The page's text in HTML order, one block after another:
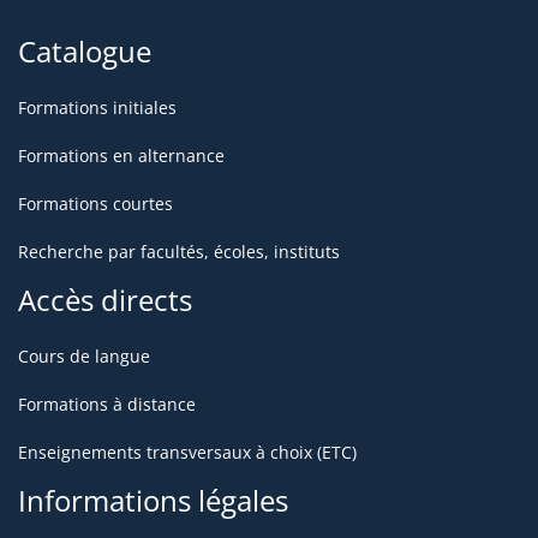
Catalogue
Formations initiales
Formations en alternance
Formations courtes
Recherche par facultés, écoles, instituts
Accès directs
Cours de langue
Formations à distance
Enseignements transversaux à choix (ETC)
Informations légales